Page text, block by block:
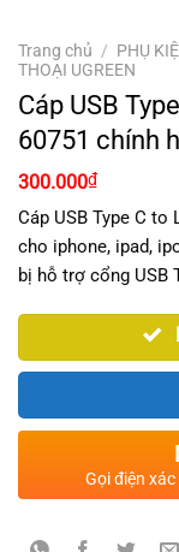
Trang chủ / PHỤ
THOẠI UGREEN
Cáp USB
60751 chính
300.000₫
Cáp USB Type C
cho iphone, ipad,
bị hỗ trợ cổng USB
Gọi điện